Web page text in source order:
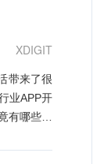
XDIGIT
带来了很
业APP开
有哪些功
3到5分钟